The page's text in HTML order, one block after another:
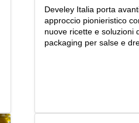
Develey Italia porta
approccio pionieristico
nuove ricette e soluzioni
packaging per salse e